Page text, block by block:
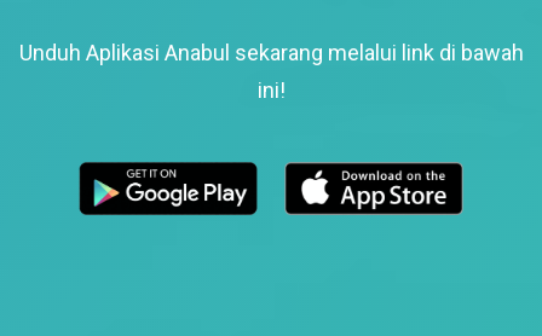
Unduh Aplikasi Anabul sekarang melalui link di bawah
ini!